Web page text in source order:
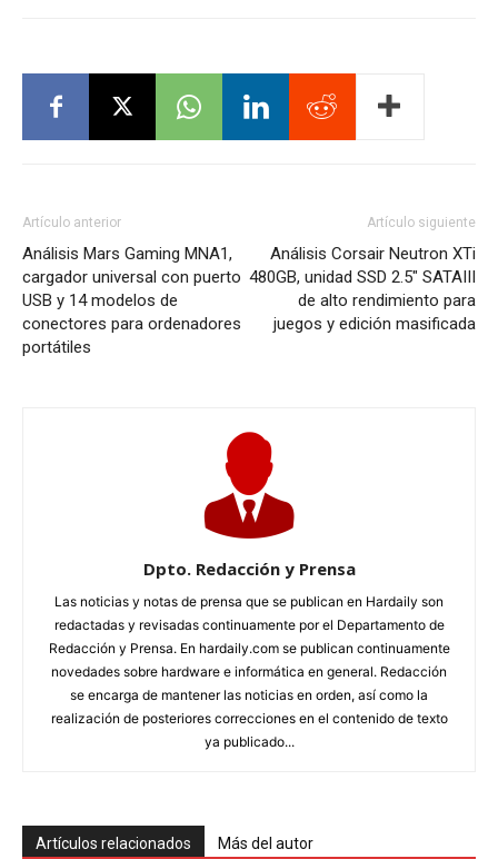
Artículo anterior
Análisis Mars Gaming MNA1,
cargador universal con puerto
USB y 14 modelos de
conectores para ordenadores
portátiles
Artículo siguiente
Análisis Corsair Neutron XTi
480GB, unidad SSD 2.5″ SATAIII
de alto rendimiento para
juegos y edición masificada
Dpto. Redacción y Prensa
Las noticias y notas de prensa que se publican en Hardaily son
redactadas y revisadas continuamente por el Departamento de
Redacción y Prensa. En hardaily.com se publican continuamente
novedades sobre hardware e informática en general. Redacción
se encarga de mantener las noticias en orden, así como la
realización de posteriores correcciones en el contenido de texto
ya publicado...
Artículos relacionados Más del autor